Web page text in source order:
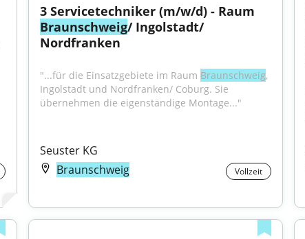
Braunschweig/ Ingolstadt/
Nordfranken
"...für die Einsatzgebiete im Raum Braunschweig,
Ingolstadt und Nordfranken/ Coburg. Sie
übernehmen die eigenständige Montage..."
Seuster KG
Braunschweig
Vollzeit